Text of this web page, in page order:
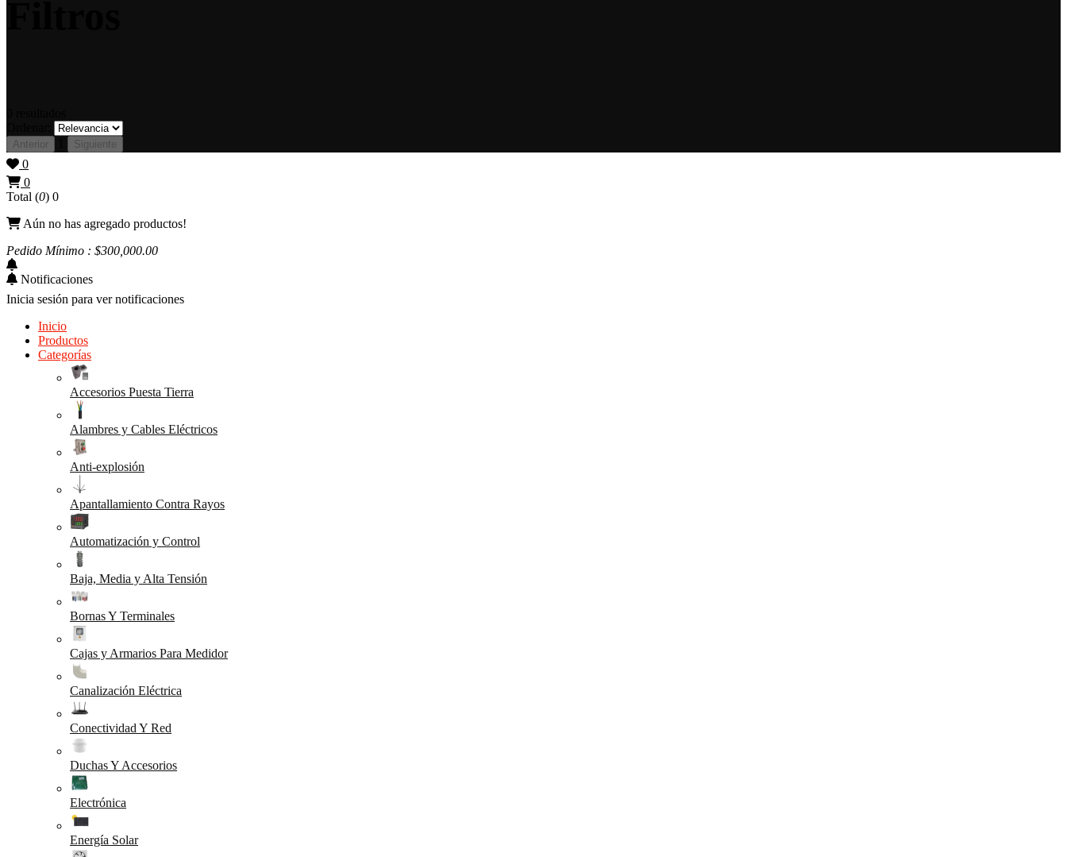
Anterior Siguiente
0
0
Total (0) 0
Aún no has agregado productos!
Pedido Mínimo : $300,000.00
Notificaciones
Inicia sesión para ver notificaciones
Inicio
Productos
Categorías
Accesorios Puesta Tierra
Alambres y Cables Eléctricos
Anti-explosión
Apantallamiento Contra Rayos
Automatización y Control
Baja, Media y Alta Tensión
Bornas Y Terminales
Cajas y Armarios Para Medidor
Canalización Eléctrica
Conectividad Y Red
Duchas Y Accesorios
Electrónica
Energía Solar